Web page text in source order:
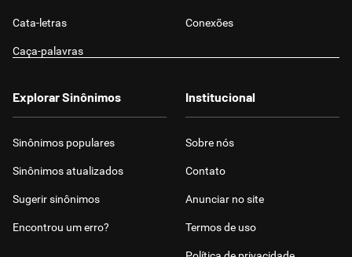
Cata-letras Conexões
Caça-palavras
Explorar Sinônimos
Sinônimos populares
Sinônimos atualizados
Sugerir sinônimos
Encontrou um erro?
Institucional
Sobre nós
Contato
Anunciar no site
Termos de uso